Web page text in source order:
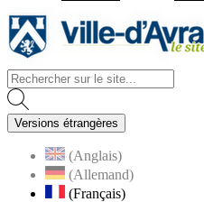
Versions étrangères
(Anglais)
(Allemand)
(Français)